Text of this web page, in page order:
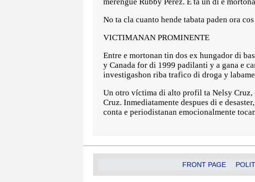
No ta cla cuanto hende tabata paden ora
VICTIMANAN PROMINENTE
Entre e mortonan tin dos ex hungador di
y Canada for di 1999 padilanti y a gana e
investigashon riba trafico di droga y
Un otro víctima di alto profil ta Nelsy
Cruz. Inmediatamente despues di e
conta e periodistanan emocionalmente
FRONT PAGE